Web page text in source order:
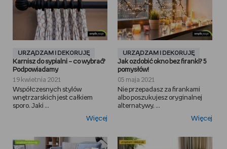
URZĄDZAM I DEKORUJĘ
Karnisz do sypialni – co wybrać?
Podpowiadamy
19 kwietnia 2021
Współczesnych stylów
wnętrzarskich jest całkiem
sporo. Jaki ...
Więcej
URZĄDZAM I DEKORUJĘ
Jak ozdobić okno bez firanki? 5
pomysłów!
05 maja 2021
Nie przepadasz za firankami
albo poszukujesz oryginalnej
alternatywy, ...
Więcej